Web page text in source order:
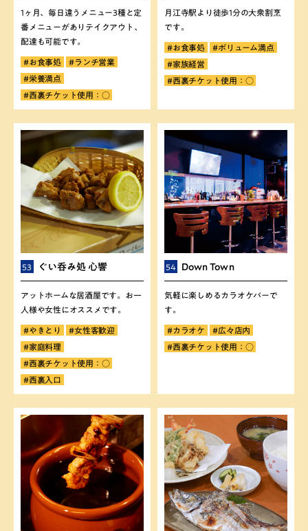
1ヶ月、毎日違うメニュー3種と定
番メニューがありテイクアウト、
配達も可能です。
#お食事処
#ランチ営業
#栄養満点
#西裏チケット使用：○
月江寺駅より徒歩1分の大衆割烹
です。
#お食事処
#ボリューム満点
#家族経営
#西裏チケット使用：○
53 ぐい呑み処 心響
アットホームな居酒屋です。お一
人様や女性にオススメです。
#やきとり
#女性客歓迎
#家庭料理
#西裏チケット使用：○
#西裏入口
54 Down Town
気軽に楽しめるカラオケバーで
す。
#カラオケ
#広々店内
#西裏チケット使用：○